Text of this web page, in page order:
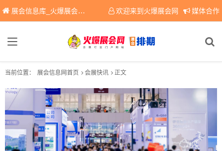
展会信息库_火爆展会网免费展会信息查询平台，提供专业会展服务！ 欢迎来到火爆展会网 媒体合作
当前位置： 展会信息网首页 会展快讯 正文